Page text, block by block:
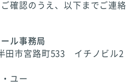
確認のうえ、以下までご連絡
ル事務局
田市宮路町533 イチノビル2
ユー